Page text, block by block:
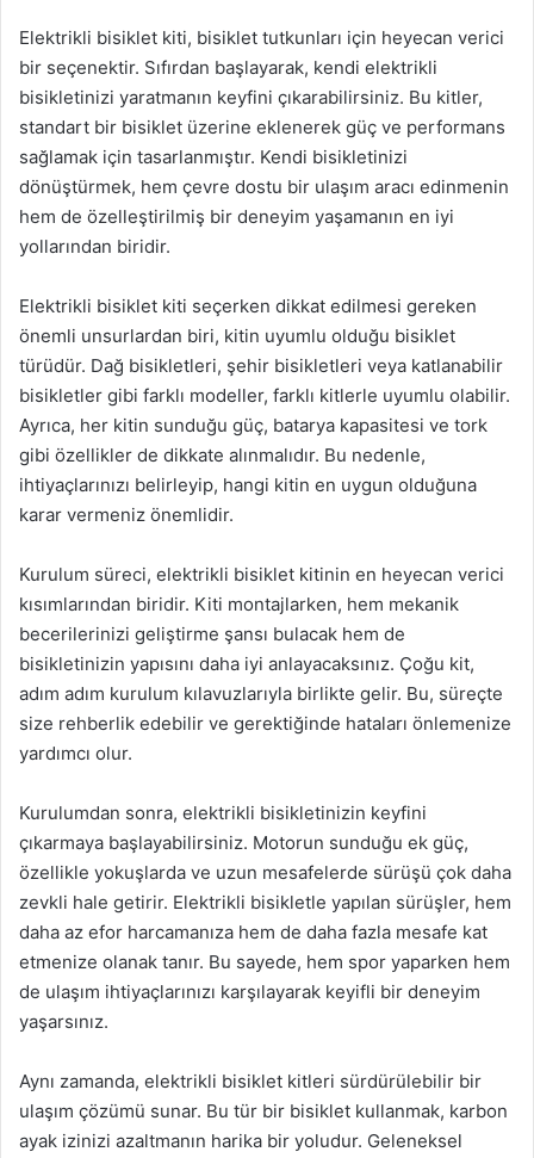
Elektrikli bisiklet kiti, bisiklet tutkunları için heyecan verici
bir seçenektir. Sıfırdan başlayarak, kendi elektrikli
bisikletinizi yaratmanın keyfini çıkarabilirsiniz. Bu kitler,
standart bir bisiklet üzerine eklenerek güç ve performans
sağlamak için tasarlanmıştır. Kendi bisikletinizi
dönüştürmek, hem çevre dostu bir ulaşım aracı edinmenin
hem de özelleştirilmiş bir deneyim yaşamanın en iyi
yollarından biridir.
Elektrikli bisiklet kiti seçerken dikkat edilmesi gereken
önemli unsurlardan biri, kitin uyumlu olduğu bisiklet
türüdür. Dağ bisikletleri, şehir bisikletleri veya katlanabilir
bisikletler gibi farklı modeller, farklı kitlerle uyumlu olabilir.
Ayrıca, her kitin sunduğu güç, batarya kapasitesi ve tork
gibi özellikler de dikkate alınmalıdır. Bu nedenle,
ihtiyaçlarınızı belirleyip, hangi kitin en uygun olduğuna
karar vermeniz önemlidir.
Kurulum süreci, elektrikli bisiklet kitinin en heyecan verici
kısımlarından biridir. Kiti montajlarken, hem mekanik
becerilerinizi geliştirme şansı bulacak hem de
bisikletinizin yapısını daha iyi anlayacaksınız. Çoğu kit,
adım adım kurulum kılavuzlarıyla birlikte gelir. Bu, süreçte
size rehberlik edebilir ve gerektiğinde hataları önlemenize
yardımcı olur.
Kurulumdan sonra, elektrikli bisikletinizin keyfini
çıkarmaya başlayabilirsiniz. Motorun sunduğu ek güç,
özellikle yokuşlarda ve uzun mesafelerde sürüşü çok daha
zevkli hale getirir. Elektrikli bisikletle yapılan sürüşler, hem
daha az efor harcamanıza hem de daha fazla mesafe kat
etmenize olanak tanır. Bu sayede, hem spor yaparken hem
de ulaşım ihtiyaçlarınızı karşılayarak keyifli bir deneyim
yaşarsınız.
Aynı zamanda, elektrikli bisiklet kitleri sürdürülebilir bir
ulaşım çözümü sunar. Bu tür bir bisiklet kullanmak, karbon
ayak izinizi azaltmanın harika bir yoludur. Geleneksel